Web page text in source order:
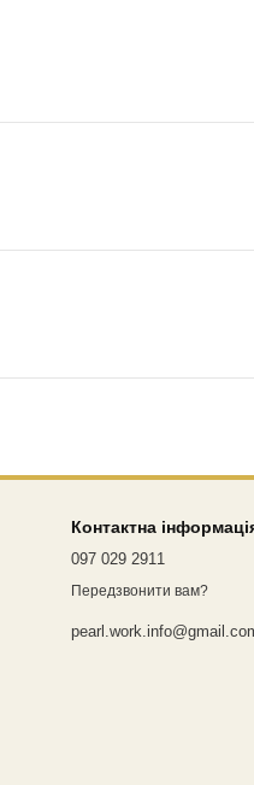
Контактна
097 029 2911
Передзвонити вам?